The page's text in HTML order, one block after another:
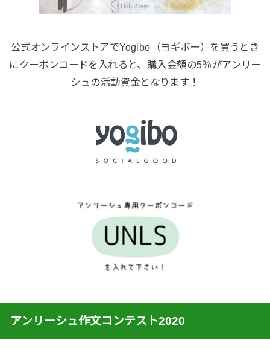
公式オンラインストアでYogibo（ヨギボー）を買うとき
にクーポンコードを入れると、購入金額の5％がアンリー
シュの活動資金となります！
アンリーシュ作文コンテスト2020